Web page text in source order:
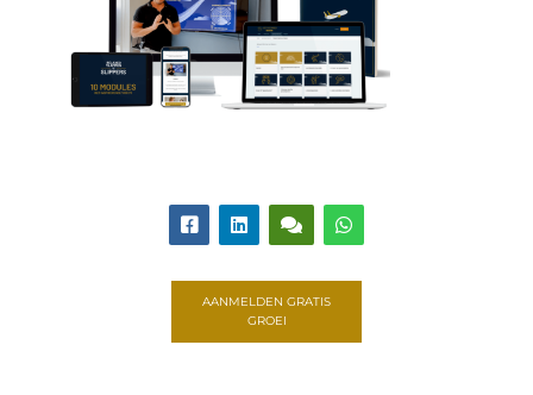
AANMELDEN GRATIS
GROEI